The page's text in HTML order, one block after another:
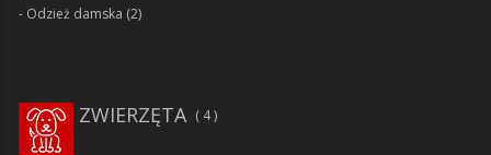
Odzież damska (2)
ZWIERZĘTA 4